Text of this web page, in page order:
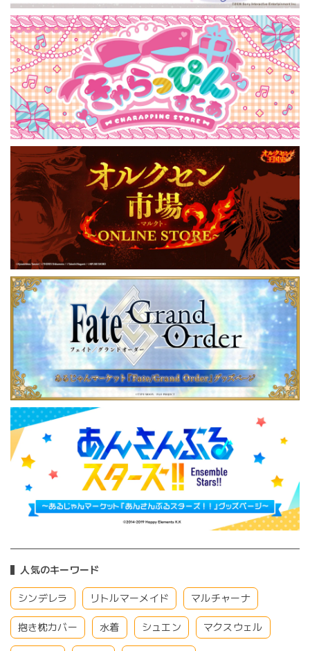
人気のキーワード
シンデレラ リトルマーメイド マルチャーナ
抱き枕カバー 水着 シュエン マクスウェル